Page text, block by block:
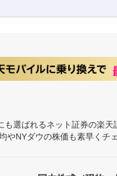
選ばれるネット証券の楽
NYダウの株価も素早くチ